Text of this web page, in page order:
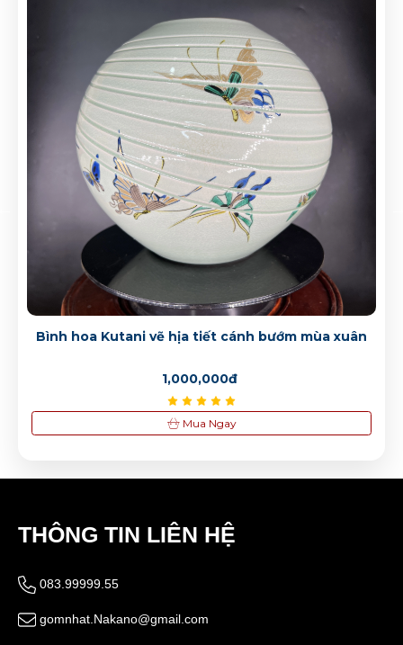
3,000,000đ
Bình hoa Kutani vẽ tay phượng vân phong
2,500,000đ
Bình hoa Kutani vẽ tay phượng vân phong
1,500,000đ
Bình hoa Kutani vẽ tay phượng vân phong
2,500,000đ
Bình Hoa Kutani Nhật Bản Màu Xanh Lục Vẽ Hoa
2,500,000đ
Mua Ngay
THÔNG TIN LIÊN HỆ
083.99999.55
gomnhat.Nakano@gmail.com